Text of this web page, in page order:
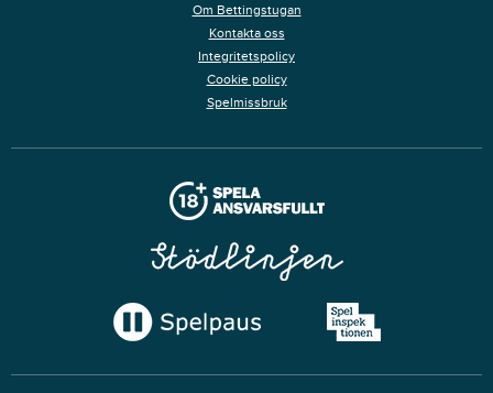
Om Bettingstugan
Kontakta oss
Integritetspolicy
Cookie policy
Spelmissbruk